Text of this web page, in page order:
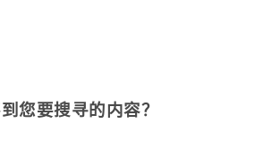
您要搜寻的内容？